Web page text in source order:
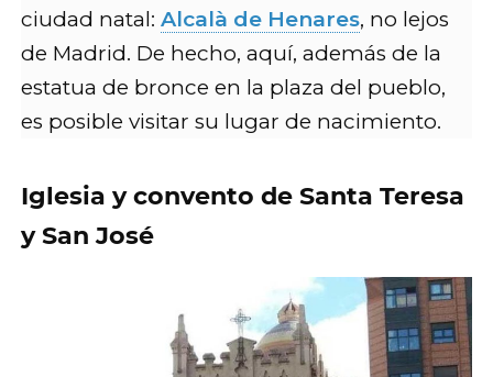
ciudad natal: Alcalà de Henares, no lejos
de Madrid. De hecho, aquí, además de la
estatua de bronce en la plaza del pueblo,
es posible visitar su lugar de nacimiento.
Iglesia y convento de Santa Teresa
y San José